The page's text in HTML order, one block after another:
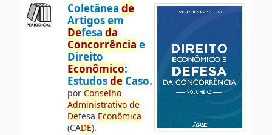
Coletânea de
Artigos em
Defesa da
Concorrência e
Direito
Econômico:
EstudosdeCaso.
porConselho
Administrativo de
Defesa Econômica
(CADE).